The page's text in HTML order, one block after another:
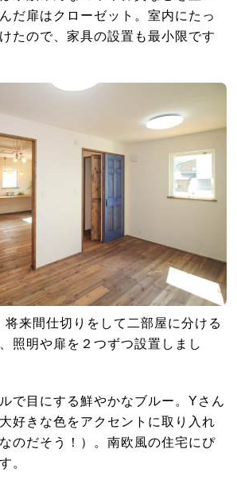
だ扉はクローゼット。室内にたっ
たので、家具の設置も最小限です
来間仕切りをして二部屋に分ける
照明や扉を２つずつ設置しまし
で目にする鮮やかなブルー。Yさん
好きな色をアクセントに取り入れ
のだそう！）。南欧風の住宅にぴ
。